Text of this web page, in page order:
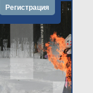
Регистрация